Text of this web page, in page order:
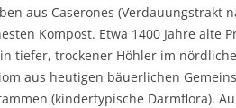
aus Caserones
Kompost. Etwa 1400 Jahre alte
tiefer, trockener Höhler im
aus heutigen bäuerlichen
(kindertypische Darmflora).